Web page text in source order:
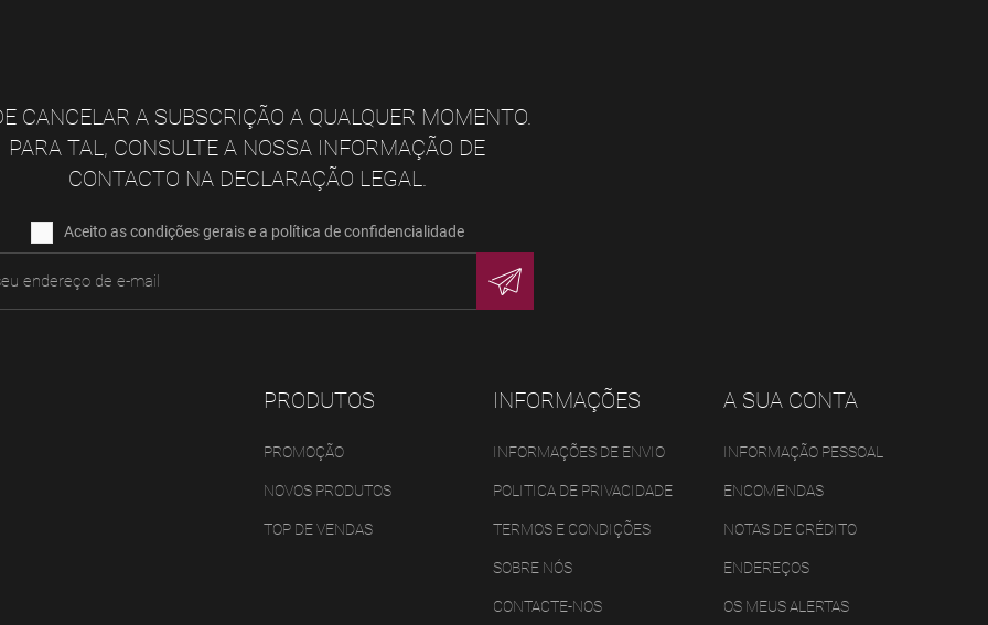
CANCELAR A SUBSCRIÇÃO A QUALQUER MOMENTO.
PARA TAL, CONSULTE A NOSSA INFORMAÇÃO DE
CONTACTO NA DECLARAÇÃO LEGAL.
Aceito as condições gerais e a política de confidencialidade
PRODUTOS
PROMOÇÃO
NOVOS PRODUTOS
TOP DE VENDAS
INFORMAÇÕES
INFORMAÇÕES DE ENVIO
POLITICA DE PRIVACIDADE
TERMOS E CONDIÇÕES
SOBRE NÓS
CONTACTE-NOS
A SUA CONTA
INFORMAÇÃO PESSOAL
ENCOMENDAS
NOTAS DE CRÉDITO
ENDEREÇOS
OS MEUS ALERTAS